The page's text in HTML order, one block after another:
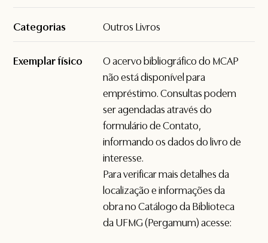
Categorias Outros Livros
Exemplar físico
O acervo bibliográfico do MCAP
não está disponível para
empréstimo. Consultas podem
ser agendadas através do
formulário deContato,
informando os dados do livro de
interesse.
Para verificar mais detalhes da
localização e informações da
obra no Catálogo da Biblioteca
da UFMG (Pergamum) acesse: